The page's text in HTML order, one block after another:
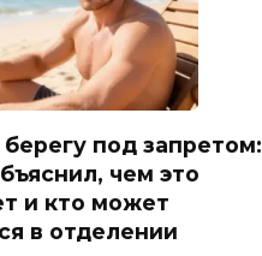
под запретом:
чем это
и кто может
в отделении